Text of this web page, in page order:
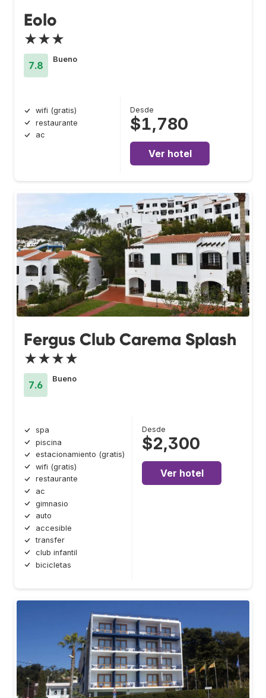
Eolo
★★★
7.8
Bueno
wifi (gratis)
restaurante
ac
Desde
$1,780
Ver hotel
Fergus Club Carema Splash
★★★★
7.6
Bueno
spa
piscina
estacionamiento (gratis)
wifi (gratis)
restaurante
ac
gimnasio
auto
accesible
transfer
club infantil
bicicletas
Desde
$2,300
Ver hotel